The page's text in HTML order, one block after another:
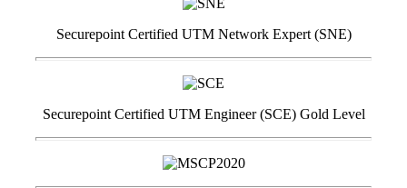
Securepoint Certified UTM Network Expert (SNE)
Securepoint Certified UTM Engineer (SCE) Gold Level